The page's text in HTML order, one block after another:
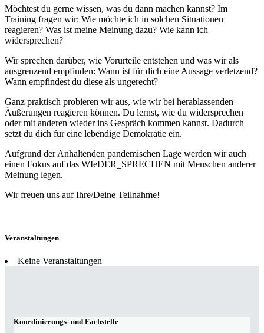
Möchtest du gerne wissen, was du dann machen kannst? Im
Training fragen wir: Wie möchte ich in solchen Situationen
reagieren? Was ist meine Meinung dazu? Wie kann ich
widersprechen?
Wir sprechen darüber, wie Vorurteile entstehen und was wir als
ausgrenzend empfinden: Wann ist für dich eine Aussage verletzend?
Wann empfindest du diese als ungerecht?
Ganz praktisch probieren wir aus, wie wir bei herablassenden
Äußerungen reagieren können. Du lernst, wie du widersprechen
oder mit anderen wieder ins Gespräch kommen kannst. Dadurch
setzt du dich für eine lebendige Demokratie ein.
Aufgrund der Anhaltenden pandemischen Lage werden wir auch
einen Fokus auf das WIeDER_SPRECHEN mit Menschen anderer
Meinung legen.
Wir freuen uns auf Ihre/Deine Teilnahme!
Veranstaltungen
Keine Veranstaltungen
Koordinierungs- und Fachstelle